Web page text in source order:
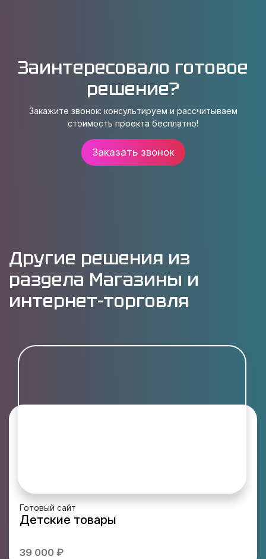
Заинтересовало готовое
решение?
Закажите звонок: консультируем и рассчитываем
стоимость проекта бесплатно!
Заказать звонок
Другие решения из
раздела Магазины и
интернет-торговля
Готовый сайт
Детские товары
39 000 ₽